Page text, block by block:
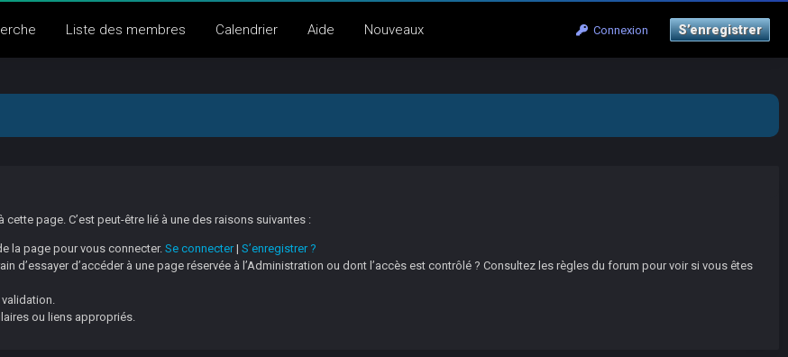
Connexion S’enregistrer
Liste des membres Calendrier Aide Nouveaux
page. C’est peut-être lié à une des raisons suivantes :
la page pour vous connecter. Se connecter| S’enregistrer ?
d’essayer d’accéder à une page réservée à l’Administration ou dont l’accès est contrôlé ? Consultez les règles du forum pour voir si vous êtes
ou liens appropriés.